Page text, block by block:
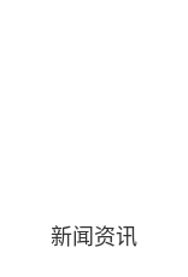
新闻资讯